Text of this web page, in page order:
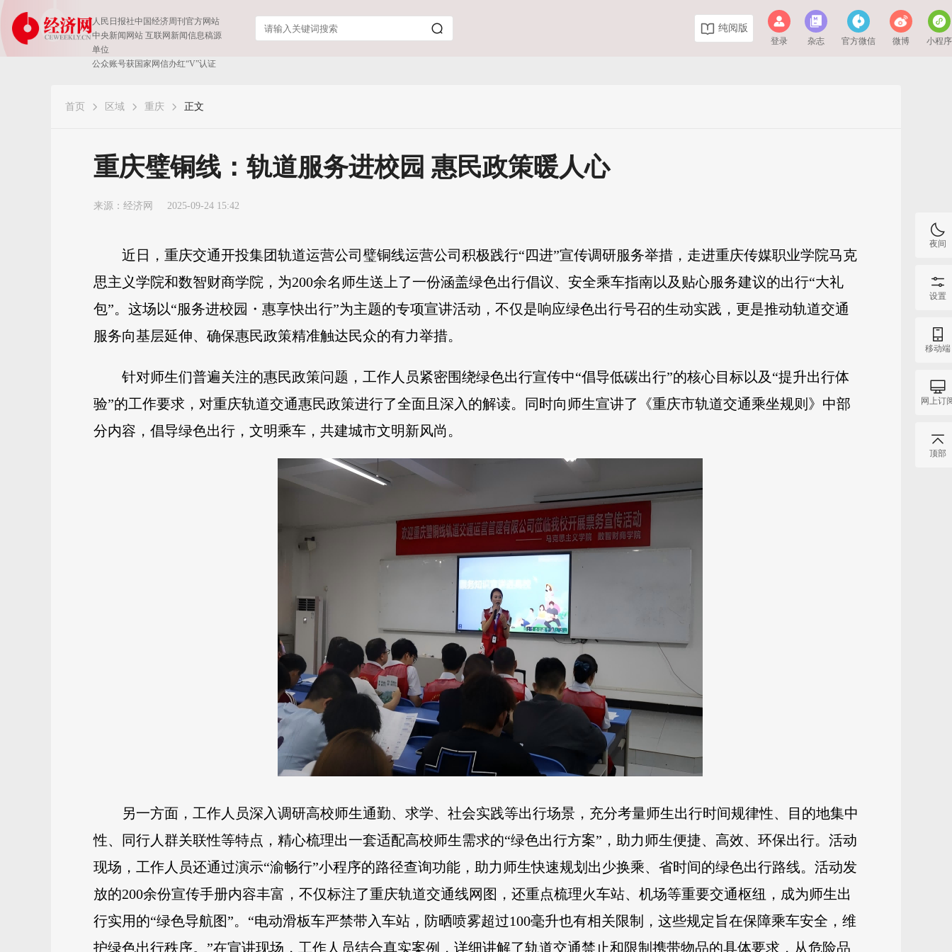
人民日报社中国经济周刊官方网站
中央新闻网站 互联网新闻信息稿源
单位
公众账号获国家网信办红“V”认证
纯阅版
登录 杂志 官方微信 微博 小程序
首页 区域 重庆 正文
重庆璧铜线：轨道服务进校园 惠民政策暖人心
来源： 经济网 2025-09-24 15:42
近日，重庆交通开投集团轨道运营公司璧铜线运营公司积极践行“四进”宣传调研服务举措，走进重庆传媒职业学院马克
思主义学院和数智财商学院，为200余名师生送上了一份涵盖绿色出行倡议、安全乘车指南以及贴心服务建议的出行“大礼
包”。这场以“服务进校园・惠享快出行”为主题的专项宣讲活动，不仅是响应绿色出行号召的生动实践，更是推动轨道交通
服务向基层延伸、确保惠民政策精准触达民众的有力举措。
针对师生们普遍关注的惠民政策问题，工作人员紧密围绕绿色出行宣传中“倡导低碳出行”的核心目标以及“提升出行体
验”的工作要求，对重庆轨道交通惠民政策进行了全面且深入的解读。同时向师生宣讲了《重庆市轨道交通乘坐规则》中部
分内容，倡导绿色出行，文明乘车，共建城市文明新风尚。
另一方面，工作人员深入调研高校师生通勤、求学、社会实践等出行场景，充分考量师生出行时间规律性、目的地集中
性、同行人群关联性等特点，精心梳理出一套适配高校师生需求的“绿色出行方案”，助力师生便捷、高效、环保出行。活动
现场，工作人员还通过演示“渝畅行”小程序的路径查询功能，助力师生快速规划出少换乘、省时间的绿色出行路线。活动发
放的200余份宣传手册内容丰富，不仅标注了重庆轨道交通线网图，还重点梳理火车站、机场等重要交通枢纽，成为师生出
行实用的“绿色导航图”。“电动滑板车严禁带入车站，防晒喷雾超过100毫升也有相关限制，这些规定旨在保障乘车安全，维
护绿色出行秩序。”在宣讲现场，工作人员结合真实案例，详细讲解了轨道交通禁止和限制携带物品的具体要求，从危险品
夜间
设置
移动端
网上订
顶部